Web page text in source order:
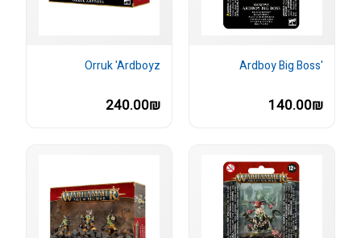
'Ardboy Big Boss
140.00₪
Orruk 'Ardboyz
240.00₪